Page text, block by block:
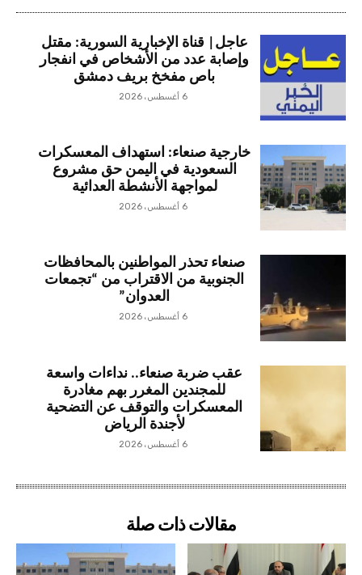
عاجل| قناة الإخبارية السورية: مقتل
وإصابة عدد من الأشخاص في انفجار
باص مفخخ بريف دمشق
6 أغسطس، 2026
خارجية صنعاء: استهداف المعسكرات
السعودية في اليمن حق مشروع
لمواجهة الأنشطة العدائية
6 أغسطس، 2026
صنعاء تحذر المواطنين بالمحافظات
الجنوبية من الاقتراب من “تجمعات
العدوان”
6 أغسطس، 2026
عقب ضربة صنعاء.. نداءات واسعة
للمجندين المغرر بهم مغادرة
المعسكرات والتوقف عن التضحية
لأجندة الرياض
6 أغسطس، 2026
مقالات ذات صلة